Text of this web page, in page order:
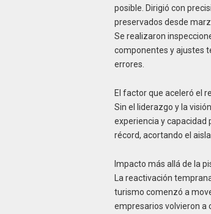
posible. Dirigió con
preservados desde
Se realizaron
componentes y ajustes
errores.
El factor que aceleró el
Sin el liderazgo y la
experiencia y capacidad
récord, acortando el
Impacto más allá de la
La reactivación
turismo comenzó a
empresarios volvieron a